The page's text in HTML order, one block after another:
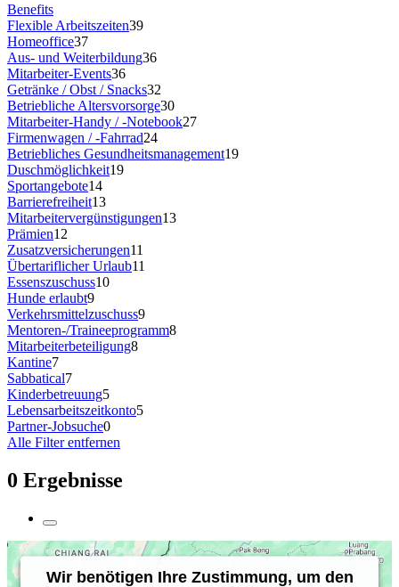
Benefits
Flexible Arbeitszeiten39
Homeoffice37
Aus- und Weiterbildung36
Mitarbeiter-Events36
Getränke / Obst / Snacks32
Betriebliche Altersvorsorge30
Mitarbeiter-Handy / -Notebook27
Firmenwagen / -Fahrrad24
Betriebliches Gesundheitsmanagement19
Duschmöglichkeit19
Sportangebote14
Barrierefreiheit13
Mitarbeitervergünstigungen13
Prämien12
Zusatzversicherungen11
Übertariflicher Urlaub11
Essenszuschuss10
Hunde erlaubt9
Verkehrsmittelzuschuss9
Mentoren-/Traineeprogramm8
Mitarbeiterbeteiligung8
Kantine7
Sabbatical7
Kinderbetreuung5
Lebensarbeitszeitkonto5
Partner-Jobsuche0
Alle Filter entfernen
0 Ergebnisse
Wir benötigen Ihre Zustimmung, um den